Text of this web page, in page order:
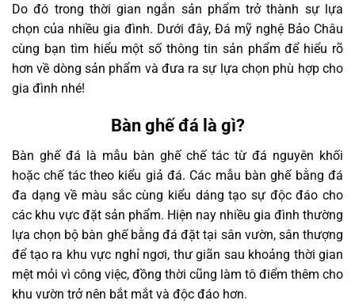
Do đó trong thời gian ngắn sản phẩm trở thành sự lựa
chọn của nhiều gia đình. Dưới đây, Đá mỹ nghệ Bảo Châu
cùng bạn tìm hiểu một số thông tin sản phẩm để hiểu rõ
hơn về dòng sản phẩm và đưa ra sự lựa chọn phù hợp cho
gia đình nhé!
Bàn ghế đá là gì?
Bàn ghế đá là mẫu bàn ghế chế tác từ đá nguyên khối
hoặc chế tác theo kiểu giả đá. Các mẫu bàn ghế bằng đá
đa dạng về màu sắc cùng kiểu dáng tạo sự độc đáo cho
các khu vực đặt sản phẩm. Hiện nay nhiều gia đình thường
lựa chọn bộ bàn ghế bằng đá đặt tại sân vườn, sân thượng
để tạo ra khu vực nghỉ ngơi, thư giãn sau khoảng thời gian
mệt mỏi vì công việc, đồng thời cũng làm tô điểm thêm cho
khu vườn trở nên bắt mắt và độc đáo hơn.